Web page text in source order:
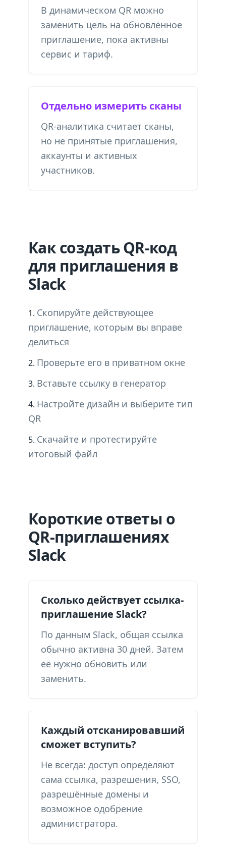
В динамическом QR можно
заменить цель на обновлённое
приглашение, пока активны
сервис и тариф.
Отдельно измерить сканы
QR-аналитика считает сканы,
но не принятые приглашения,
аккаунты и активных
участников.
Как создать QR-код
для приглашения в
Slack
Скопируйте действующее
приглашение, которым вы вправе
делиться
Проверьте его в приватном окне
Вставьте ссылку в генератор
Настройте дизайн и выберите тип
QR
Скачайте и протестируйте
итоговый файл
Короткие ответы о
QR-приглашениях
Slack
Сколько действует ссылка-
приглашение Slack?
По данным Slack, общая ссылка
обычно активна 30 дней. Затем
её нужно обновить или
заменить.
Каждый отсканировавший
сможет вступить?
Не всегда: доступ определяют
сама ссылка, разрешения, SSO,
разрешённые домены и
возможное одобрение
администратора.